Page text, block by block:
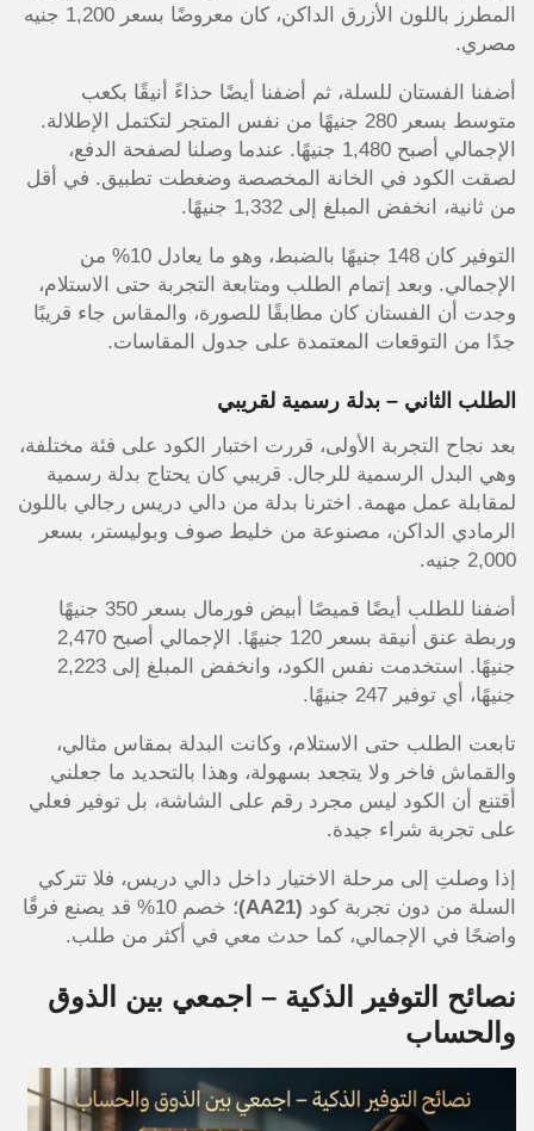
المطرز باللون الأزرق الداكن، كان معروضًا بسعر 1,200 جنيه
مصري.
أضفنا الفستان للسلة، ثم أضفنا أيضًا حذاءً أنيقًا بكعب
متوسط بسعر 280 جنيهًا من نفس المتجر لتكتمل الإطلالة.
الإجمالي أصبح 1,480 جنيهًا. عندما وصلنا لصفحة الدفع،
لصقت الكود في الخانة المخصصة وضغطت تطبيق. في أقل
من ثانية، انخفض المبلغ إلى 1,332 جنيهًا.
التوفير كان 148 جنيهًا بالضبط، وهو ما يعادل 10% من
الإجمالي. وبعد إتمام الطلب ومتابعة التجربة حتى الاستلام،
وجدت أن الفستان كان مطابقًا للصورة، والمقاس جاء قريبًا
جدًا من التوقعات المعتمدة على جدول المقاسات.
الطلب الثاني – بدلة رسمية لقريبي
بعد نجاح التجربة الأولى، قررت اختبار الكود على فئة مختلفة،
وهي البدل الرسمية للرجال. قريبي كان يحتاج بدلة رسمية
لمقابلة عمل مهمة. اخترنا بدلة من دالي دريس رجالي باللون
الرمادي الداكن، مصنوعة من خليط صوف وبوليستر، بسعر
2,000 جنيه.
أضفنا للطلب أيضًا قميصًا أبيض فورمال بسعر 350 جنيهًا
وربطة عنق أنيقة بسعر 120 جنيهًا. الإجمالي أصبح 2,470
جنيهًا. استخدمت نفس الكود، وانخفض المبلغ إلى 2,223
جنيهًا، أي توفير 247 جنيهًا.
تابعت الطلب حتى الاستلام، وكانت البدلة بمقاس مثالي،
والقماش فاخر ولا يتجعد بسهولة، وهذا بالتحديد ما جعلني
أقتنع أن الكود ليس مجرد رقم على الشاشة، بل توفير فعلي
على تجربة شراء جيدة.
إذا وصلتِ إلى مرحلة الاختيار داخل دالي دريس، فلا تتركي
السلة من دون تجربة كود (AA21)
؛ خصم 10% قد يصنع فرقًا
واضحًا في الإجمالي، كما حدث معي في أكثر من طلب.
نصائح التوفير الذكية – اجمعي بين الذوق
والحساب